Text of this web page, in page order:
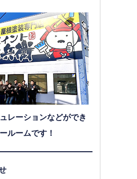
レーションなどができ
ルームです！